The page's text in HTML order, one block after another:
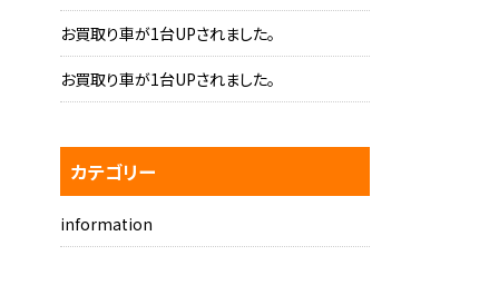
お買取り車が1台UPされました。
お買取り車が1台UPされました。
カテゴリー
information